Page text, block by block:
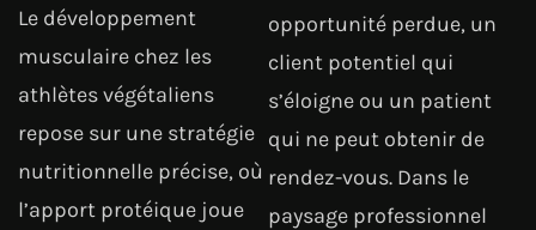
Le développement
musculaire chez les
athlètes végétaliens
repose sur une stratégie
nutritionnelle précise, où
l’apport protéique joue
opportunité perdue, un
client potentiel qui
s’éloigne ou un patient
qui ne peut obtenir de
rendez-vous. Dans le
paysage professionnel